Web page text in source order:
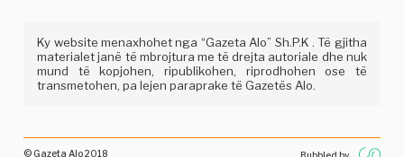
Ky website menaxhohet nga “Gazeta Alo” Sh.P.K . Të gjitha
materialet janë të mbrojtura me të drejta autoriale dhe nuk
mund të kopjohen, ripublikohen, riprodhohen ose të
transmetohen, pa lejen paraprake të Gazetës Alo.
© Gazeta Alo 2018